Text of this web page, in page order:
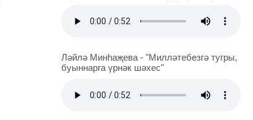
Ләйлә Минһаҗева - "Милләтебезгә тугры,
буыннарга үрнәк шәхес"